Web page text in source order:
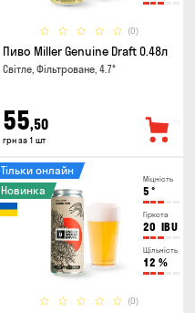
(0)
Пиво Miller Genuine Draft 0.48л
Світле, Фільтроване, 4.7°
55,50
грн за 1 шт
Міцність
5 °
Гіркота
20 IBU
Щільність
12 %
(0)
Тільки онлайн
Новинка